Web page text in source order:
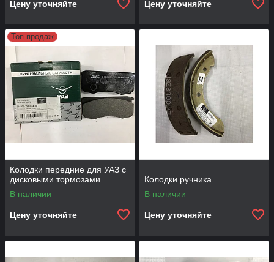
Цену уточняйте Цену уточняйте
Топ продаж
Колодки передние для УАЗ с
дисковыми тормозами
В наличии
Цену уточняйте
Колодки ручника
В наличии
Цену уточняйте